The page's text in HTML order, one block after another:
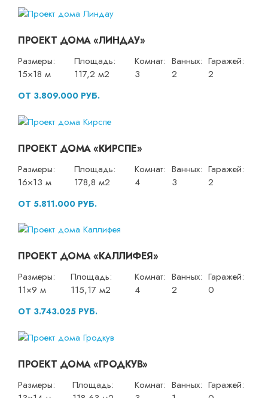
ПРОЕКТ ДОМА «ЛИНДАУ»
Размеры:
15×18 м
Площадь:
117,2 м2
Комнат:
3
Ванных:
2
Гаражей:
2
ОТ 3.809.000 РУБ.
ПРОЕКТ ДОМА «КИРСПЕ»
Размеры:
16×13 м
Площадь:
178,8 м2
Комнат:
4
Ванных:
3
Гаражей:
2
ОТ 5.811.000 РУБ.
ПРОЕКТ ДОМА «КАЛЛИФЕЯ»
Размеры:
11×9 м
Площадь:
115,17 м2
Комнат:
4
Ванных:
2
Гаражей:
0
ОТ 3.743.025 РУБ.
ПРОЕКТ ДОМА «ГРОДКУВ»
Размеры:
Площадь:
Комнат: Ванных: Гаражей: